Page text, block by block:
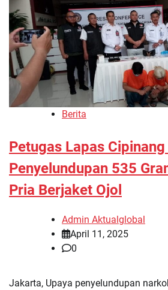
Berita
Petugas Lapas
Penyelundupan 535
Pria Berjaket Ojol
Admin Aktualglobal
April 11, 2025
0
Jakarta, Upaya penyelundupan